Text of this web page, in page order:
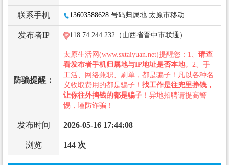
联系手机 13603588628 号码归属地:太原市移动
发布者IP 118.74.244.232（山西省晋中市联通）
防骗提醒：
太原生活网(www.sxtaiyuan.net)提醒您：1、 请查
看发布者手机归属地与IP地址是否本地。2、手
工活、网络兼职、刷单，都是骗子！凡以各种名
义收取费用的都是骗子！ 找工作是往兜里挣钱，
让你往外掏钱的都是骗子 ！异地招聘请提高警
惕，谨防诈骗！
发布时间 2026-05-16 17:44:08
浏览 144 次